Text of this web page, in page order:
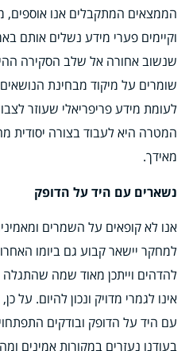
הממצאים המתקבלים אנו אוספים,
וקיימים פערי מידע נשלים אותם
שנשוב אחורה אל שלב הסקירה
שומרים על מיקוד מבחינת
לעומת מידע פריפריאלי שעוזר
המטרה היא לעבוד בצורה יסודית
מאידך.
נשארים עם היד על הדופק
אנו לא קופאים על השמרים
למחקר יישאר קבוע גם ביומו
להדהים וייתכן מאוד שמה שהתגלה
אינו לגמרי מדויק ונכון להיום. על
עם היד על הדופק ובודקים
בעודנו נעזרים במקורות אמינים